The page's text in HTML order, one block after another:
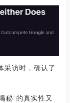
访时，确认了
秘”的真实性又